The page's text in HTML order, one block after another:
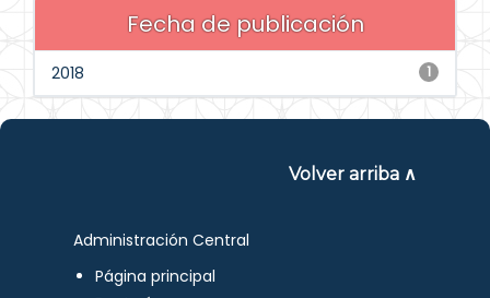
Fecha de publicación
1
2018
Volver arriba ∧
Administración Central
Página principal